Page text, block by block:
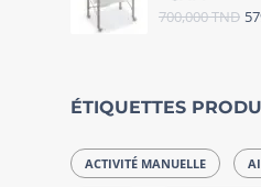
700,000TND
ÉTIQUETTES
ACTIVITÉ MANUELLE